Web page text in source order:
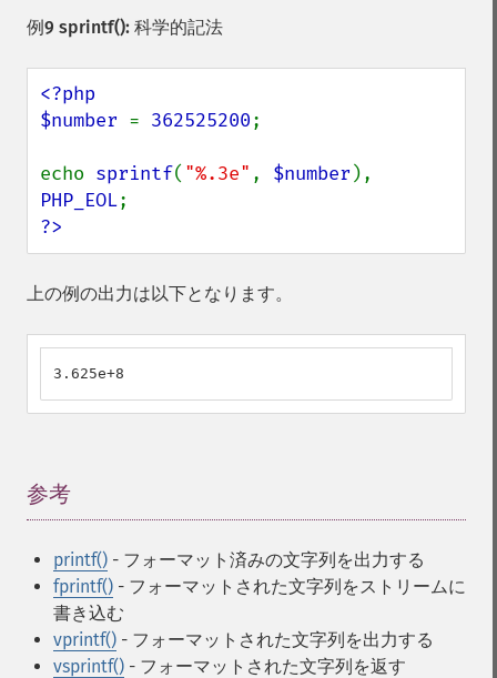
例9 sprintf(): 科学的記法
<?php
$number = 362525200;
echo sprintf( "%.3e" , $number
PHP_EOL
?>
上の例の出力は以下となります。
3.625e+8
参考
printf() - フォーマット済みの文字列を出力する
fprintf() - フォーマットされた文字列をストリームに
書き込む
vprintf() - フォーマットされた文字列を出力する
vsprintf() - フォーマットされた文字列を返す